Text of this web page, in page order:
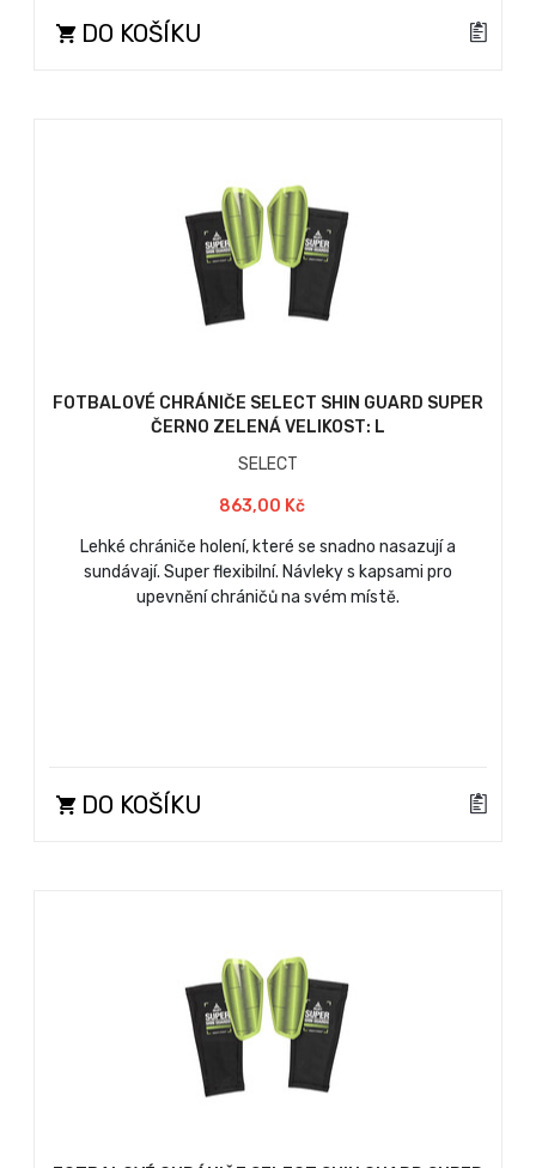
DO KOŠÍKU
FOTBALOVÉ CHRÁNIČE SELECT SHIN GUARD SUPER
ČERNO ZELENÁ VELIKOST: L
SELECT
863,00 Kč
Lehké chrániče holení, které se snadno nasazují a
sundávají. Super flexibilní. Návleky s kapsami pro
upevnění chráničů na svém místě.
DO KOŠÍKU